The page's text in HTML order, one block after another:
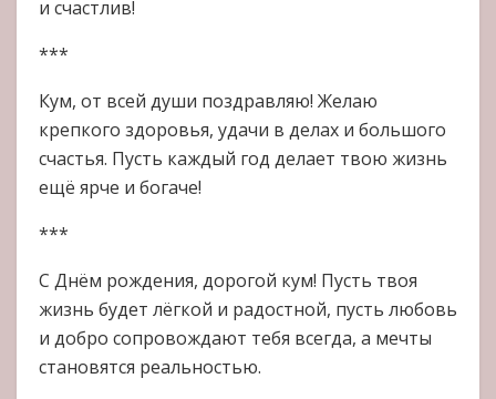
и счастлив!
***
Кум, от всей души поздравляю! Желаю
крепкого здоровья, удачи в делах и большого
счастья. Пусть каждый год делает твою жизнь
ещё ярче и богаче!
***
С Днём рождения, дорогой кум! Пусть твоя
жизнь будет лёгкой и радостной, пусть любовь
и добро сопровождают тебя всегда, а мечты
становятся реальностью.